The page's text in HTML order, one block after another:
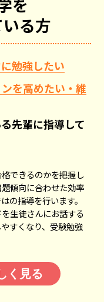
を
る方
勉強したい
を高めたい・維
先輩に指導して
できるのかを把握し
傾向に合わせた効率
の指導を行います。
生徒さんにお話する
すくなり、受験勉強
く見る